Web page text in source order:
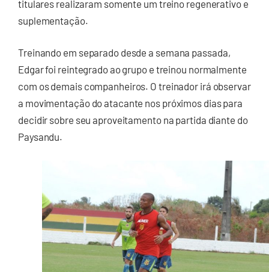
titulares realizaram somente um treino regenerativo e
suplementação.
Treinando em separado desde a semana passada,
Edgar foi reintegrado ao grupo e treinou normalmente
com os demais companheiros. O treinador irá observar
a movimentação do atacante nos próximos dias para
decidir sobre seu aproveitamento na partida diante do
Paysandu.